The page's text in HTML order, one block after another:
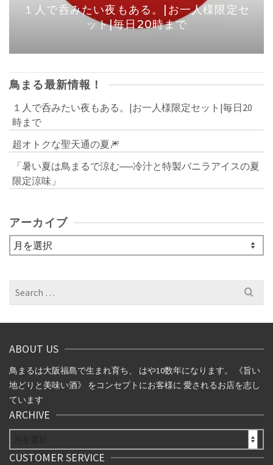
１人で呑みたい夜もある。|お一人様限定セ
ット|毎日20時まで
鳥まる最新情報！
１人で呑みたい夜もある。|お一人様限定セット|毎日20
時まで
超オトクな聖天通の夏🎆
「暑い夏は鳥まるで涼む──冷汁と特製バニラアイスの夏
限定涼味」
アーカイブ
ア
ー
Search
ABOUT US
鳥まるは大阪福島で生まれ育ち、 はや10数年になります。 《旨い
地どりと美味い酒》 をコンセプトにお客様に 愛されるお店を志し
ています
ARCHIVE
CUSTOMER SERVICE